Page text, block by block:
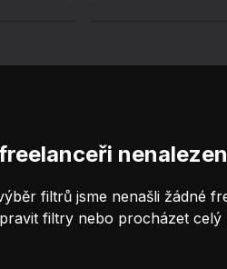
filtrů jsme nenašli žádné
filtry nebo procházet celý